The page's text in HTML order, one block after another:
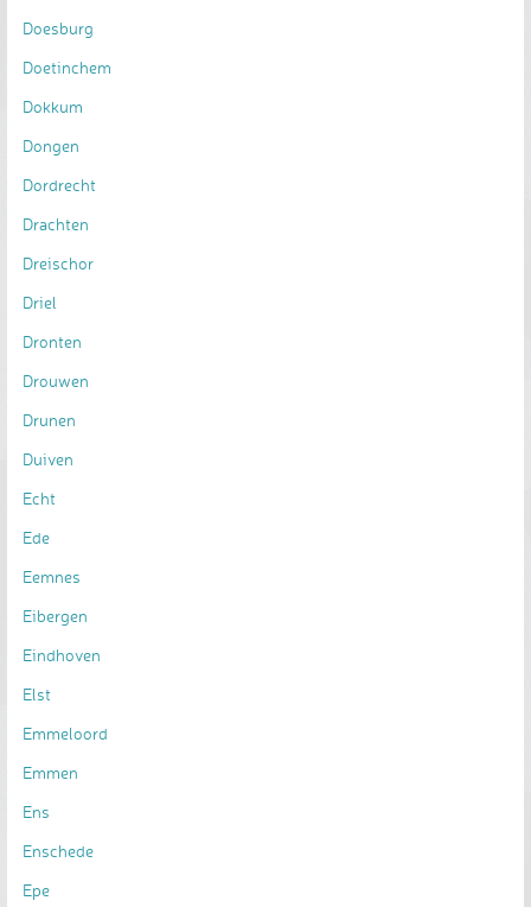
Doesburg
Doetinchem
Dokkum
Dongen
Dordrecht
Drachten
Dreischor
Driel
Dronten
Drouwen
Drunen
Duiven
Echt
Ede
Eemnes
Eibergen
Eindhoven
Elst
Emmeloord
Emmen
Ens
Enschede
Epe